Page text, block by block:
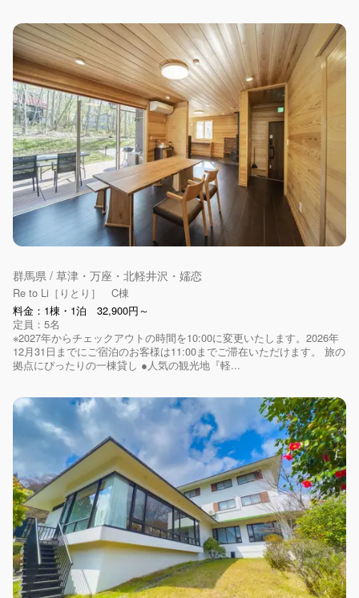
群馬県 / 草津・万座・北軽井沢・嬬恋
Re to Li［りとり］ C棟
料金：1棟・1泊 32,900円～
定員：5名
※2027年からチェックアウトの時間を10:00に変更いたします。2026年
12月31日までにご宿泊のお客様は11:00までご滞在いただけます。 旅の
拠点にぴったりの一棟貸し ●人気の観光地『軽...